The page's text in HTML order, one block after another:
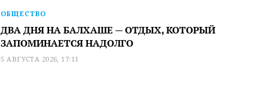
ОБЩЕСТВО
ДВА ДНЯ НА БАЛХАШЕ — ОТДЫХ, КОТОРЫЙ
ЗАПОМИНАЕТСЯ НАДОЛГО
5 АВГУСТА 2026, 17:11